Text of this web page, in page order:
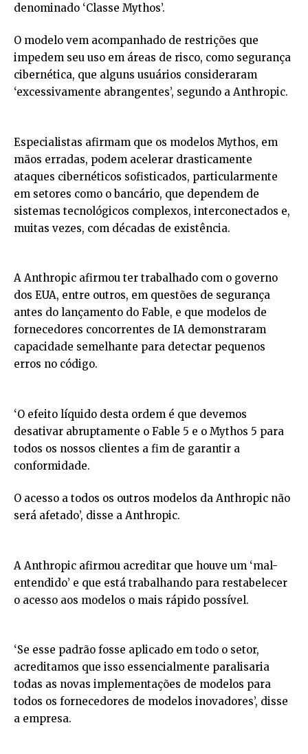
denominado ‘Classe Mythos’.
O modelo vem acompanhado de restrições que
impedem seu uso em áreas de risco, como segurança
cibernética, que alguns usuários consideraram
‘excessivamente abrangentes’, segundo a Anthropic.
Especialistas afirmam que os modelos Mythos, em
mãos erradas, podem acelerar drasticamente
ataques cibernéticos sofisticados, particularmente
em setores como o bancário, que dependem de
sistemas tecnológicos complexos, interconectados e,
muitas vezes, com décadas de existência.
A Anthropic afirmou ter trabalhado com o governo
dos EUA, entre outros, em questões de segurança
antes do lançamento do Fable, e que modelos de
fornecedores concorrentes de IA demonstraram
capacidade semelhante para detectar pequenos
erros no código.
‘O efeito líquido desta ordem é que devemos
desativar abruptamente o Fable 5 e o Mythos 5 para
todos os nossos clientes a fim de garantir a
conformidade.
O acesso a todos os outros modelos da Anthropic não
será afetado’, disse a Anthropic.
A Anthropic afirmou acreditar que houve um ‘mal-
entendido’ e que está trabalhando para restabelecer
o acesso aos modelos o mais rápido possível.
‘Se esse padrão fosse aplicado em todo o setor,
acreditamos que isso essencialmente paralisaria
todas as novas implementações de modelos para
todos os fornecedores de modelos inovadores’, disse
a empresa.